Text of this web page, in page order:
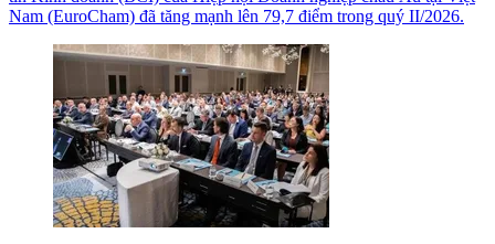
Nam (EuroCham) đã tăng mạnh lên 79,7 điểm trong quý II/2026.